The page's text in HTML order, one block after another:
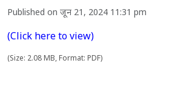
Published on जून 21, 2024 11:31 pm
(Click here to view)
(Size: 2.08 MB, Format: PDF)